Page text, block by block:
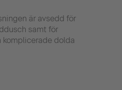
är avsedd för
samt för
komplicerade dolda